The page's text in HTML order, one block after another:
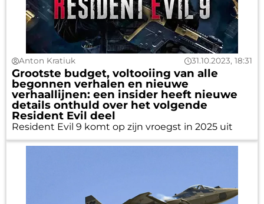
Anton Kratiuk 31.10.2023, 18:31
Grootste budget, voltooiing van alle
begonnen verhalen en nieuwe
verhaallijnen: een insider heeft nieuwe
details onthuld over het volgende
Resident Evil deel
Resident Evil 9 komt op zijn vroegst in 2025 uit